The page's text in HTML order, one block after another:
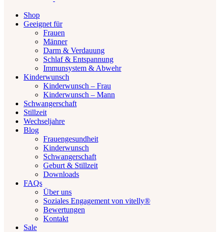
Shop
Geeignet für
Frauen
Männer
Darm & Verdauung
Schlaf & Entspannung
Immunsystem & Abwehr
Kinderwunsch
Kinderwunsch – Frau
Kinderwunsch – Mann
Schwangerschaft
Stillzeit
Wechseljahre
Blog
Frauengesundheit
Kinderwunsch
Schwangerschaft
Geburt & Stillzeit
Downloads
FAQs
Über uns
Soziales Engagement von vitelly®
Bewertungen
Kontakt
Sale